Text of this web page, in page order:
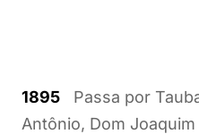
1895 Passa por
Antônio, Dom